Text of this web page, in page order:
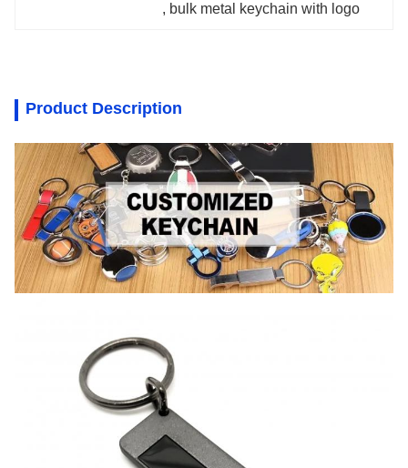
, bulk metal keychain with logo
Product Description